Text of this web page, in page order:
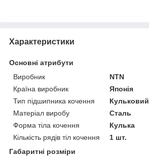
Характеристики
Основні атрибути
Виробник
NTN
Країна виробник
Японія
Тип підшипника кочення
Кульковий
Матеріал виробу
Сталь
Форма тіла кочення
Кулька
Кількість рядів тіл кочення
1 шт.
Габаритні розміри